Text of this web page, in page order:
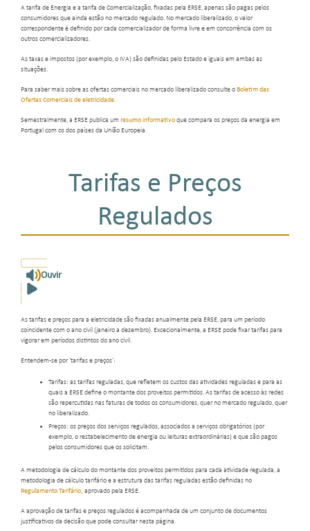
A tarifa de Energia e a tarifa de Comercialização, fixadas pela ERSE, apenas são pagas pelos
consumidores que ainda estão no mercado regulado. No mercado liberalizado, o valor
correspondente é definido por cada comercializador de forma livre e em concorrência com os
outros comercializadores.
As taxas e impostos (por exemplo, o IVA) são definidas pelo Estado e iguais em ambas as
situações.
Para saber mais sobre as ofertas comerciais no mercado liberalizado consulte oBoletim das
Ofertas Comerciais de eletricidade.
Semestralmente, a ERSE publica um resumo informativoque compara os preços da energia em
Portugal com os dos países da União Europeia.
Tarifas e Preços
Regulados
Ouvir
As tarifas e preços para a eletricidade são fixadas anualmente pela ERSE, para um período
coincidente com o ano civil (janeiro a dezembro). Excecionalmente, a ERSE pode fixar tarifas para
vigorar em períodos distintos do ano civil.
Entendem-se por ‘tarifas e preços’:
Tarifas: as tarifas reguladas, que refletem os custos das atividades reguladas e para as
quais a ERSE define o montante dos proveitos permitidos. As tarifas de acesso às redes
são repercutidas nas faturas de todos os consumidores, quer no mercado regulado, quer
no liberalizado.
Preços: os preços dos serviços regulados, associados a serviços obrigatórios (por
exemplo, o restabelecimento de energia ou leituras extraordinárias) e que são pagos
pelos consumidores que os solicitam.
A metodologia de cálculo do montante dos proveitos permitidos para cada atividade regulada, a
metodologia de cálculo tarifário e a estrutura das tarifas reguladas estão definidas no
Regulamento Tarifário, aprovado pela ERSE.
A aprovação de tarifas e preços regulados é acompanhada de um conjunto de documentos
justificativos da decisão que pode consultar nesta página.